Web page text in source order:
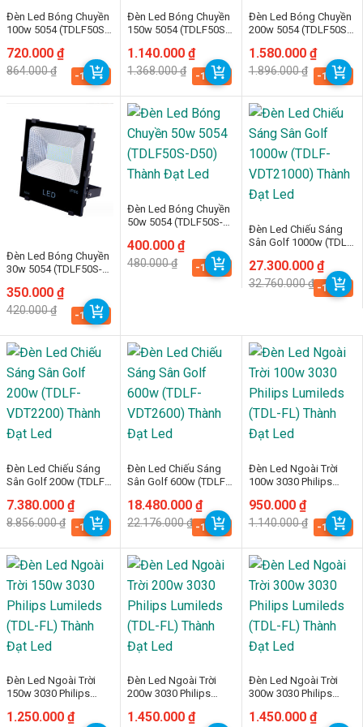
Đèn Led Bóng Chuyền
100w 5054 (TDLF50S-
864.000₫
Giá
gốc
là:
720.000 ₫
Giá
hiện
tại
720.000 ₫.
-16.7%
Đèn Led Bóng Chuyền
150w 5054 (TDLF50S-
1.368.000₫
Giá
gốc
là:
1.140.000₫
Giá
hiện
tại
1.140.000 ₫.
-16.7%
Đèn Led Bóng Chuyền
200w 5054 (TDLF50S-
1.896.000₫
Giá
gốc
là:
1.580.000 ₫
Giá
hiện
tại
1.580.000 ₫.
-16.7%
Đèn Led Bóng Chuyền
30w 5054 (TDLF50S-
420.000₫
Giá
gốc
là:
350.000 ₫
Giá
hiện
tại
350.000 ₫.
-16.7%
Đèn Led Bóng Chuyền
50w 5054 (TDLF50S-
480.000₫
Giá
gốc
là:
400.000₫
Giá
hiện
tại
-16.7%
Đèn Led Chiếu Sáng
Sân Golf 1000w (TDLF-
Led
32.760.000₫
Giá
gốc
là:
32.760.000 ₫.
27.300.000 ₫
Giá
hiện
tại
-16.7%
Đèn Led Chiếu Sáng
Sân Golf 200w (TDLF-
Led
8.856.000₫
Giá
gốc
là:
7.380.000 ₫
Giá
hiện
tại
7.380.000 ₫.
-16.7%
Đèn Led Chiếu Sáng
Sân Golf 600w (TDLF-
Led
22.176.000₫
Giá
gốc
là:
22.176.000 ₫.
18.480.000₫
Giá
hiện
tại
18.480.000 ₫.
-16.7%
Đèn Led Ngoài Trời
100w 3030 Philips
Thành Đạt Led
1.140.000₫
Giá
gốc
là:
950.000 ₫
Giá
hiện
tại
950.000 ₫.
-16.7%
Đèn Led Ngoài Trời
150w 3030 Philips
Thành Đạt Led
Giá
1.250.000 ₫
Giá
Đèn Led Ngoài Trời
200w 3030 Philips
Thành Đạt Led
Giá
1.450.000₫
Giá
Đèn Led Ngoài Trời
300w 3030 Philips
Thành Đạt Led
Giá
1.450.000 ₫
Giá